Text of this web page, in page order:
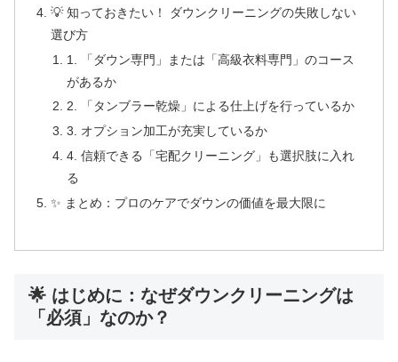
💡 知っておきたい！ ダウンクリーニングの失敗しない
選び方
1. 「ダウン専門」または「高級衣料専門」のコース
があるか
2. 「タンブラー乾燥」による仕上げを行っているか
3. オプション加工が充実しているか
4. 信頼できる「宅配クリーニング」も選択肢に入れ
る
✨ まとめ：プロのケアでダウンの価値を最大限に
🌟 はじめに：なぜダウンクリーニングは
「必須」なのか？